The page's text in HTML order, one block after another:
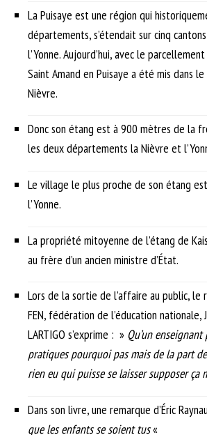
La Puisaye est une région qui
départements, s’étendait sur cinq
l’Yonne. Aujourd’hui, avec le
Saint Amand en Puisaye a été mis dans
Nièvre.
Donc son étang est à 900 mètres de la
les deux départements la Nièvre et
Le village le plus proche de son étang
l’Yonne.
La propriété mitoyenne de l’étang de
au frère d’un ancien ministre d’État.
Lors de la sortie de l’affaire au public, le
FEN, fédération de l’éducation nationale,
LARTIGO s’exprime : » Qu’un
pratiques pourquoi pas mais de la part
rien eu qui puisse se laisser supposer ça
Dans son livre, une remarque d’Éric
que les enfants se soient tus«